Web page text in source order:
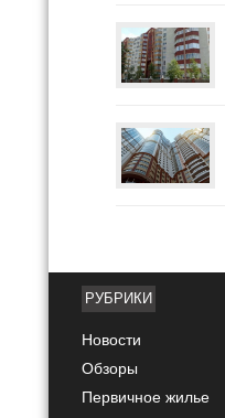
РУБРИКИ
Новости
Обзоры
Первичное жилье